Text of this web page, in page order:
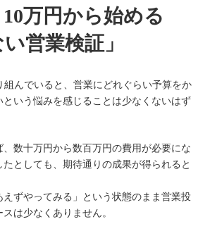
万円から始める
営業検証」
組んでいると、営業にどれぐらい予算をか
という悩みを感じることは少なくないはず
数十万円から数百万円の費用が必要にな
たとしても、期待通りの成果が得られると
ずやってみる」という状態のまま営業投
は少なくありません。